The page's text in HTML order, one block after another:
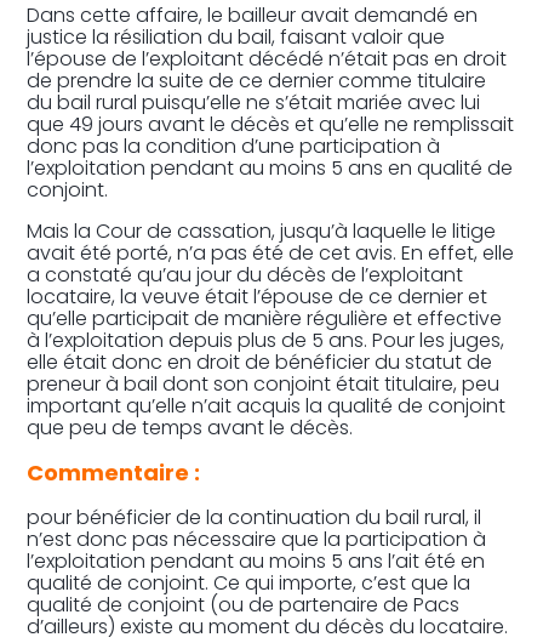
Dans cette affaire, le bailleur avait demandé en
justice la résiliation du bail, faisant valoir que
l’épouse de l’exploitant décédé n’était pas en droit
de prendre la suite de ce dernier comme titulaire
du bail rural puisqu’elle ne s’était mariée avec lui
que 49 jours avant le décès et qu’elle ne remplissait
donc pas la condition d’une participation à
l’exploitation pendant au moins 5 ans en qualité de
conjoint.
Mais la Cour de cassation, jusqu’à laquelle le litige
avait été porté, n’a pas été de cet avis. En effet, elle
a constaté qu’au jour du décès de l’exploitant
locataire, la veuve était l’épouse de ce dernier et
qu’elle participait de manière régulière et effective
à l’exploitation depuis plus de 5 ans. Pour les juges,
elle était donc en droit de bénéficier du statut de
preneur à bail dont son conjoint était titulaire, peu
important qu’elle n’ait acquis la qualité de conjoint
que peu de temps avant le décès.
Commentaire :
pour bénéficier de la continuation du bail rural, il
n’est donc pas nécessaire que la participation à
l’exploitation pendant au moins 5 ans l’ait été en
qualité de conjoint. Ce qui importe, c’est que la
qualité de conjoint (ou de partenaire de Pacs
d’ailleurs) existe au moment du décès du locataire.